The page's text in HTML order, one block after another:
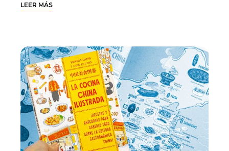
LEER MÁS